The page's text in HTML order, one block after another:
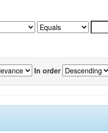
In order